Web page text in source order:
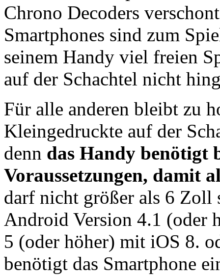
Chrono Decoders
Smartphones sind zum
seinem Handy viel freien
auf der Schachtel nicht
Für alle anderen bleibt zu
Kleingedruckte auf der
denn das Handy benötigt
Voraussetzungen, damit
darf nicht größer als 6 Zoll
Android Version 4.1 (oder
5 (oder höher) mit iOS 8.
benötigt das Smartphone